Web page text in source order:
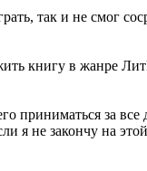
так и не смог
книгу в жанре
приниматься за все
я не закончу на